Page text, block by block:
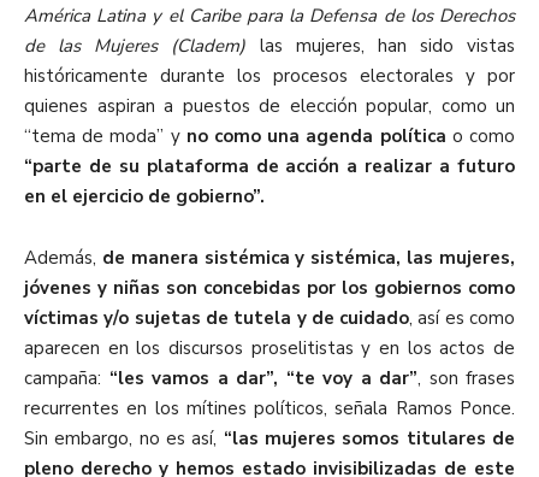
América Latina y el Caribe para la Defensa de los Derechos
de las Mujeres (Cladem) las mujeres, han sido vistas
históricamente durante los procesos electorales y por
quienes aspiran a puestos de elección popular, como un
“tema de moda” y no como una agenda política o como
“parte de su plataforma de acción a realizar a futuro
en el ejercicio de gobierno”.
Además, de manera sistémica y sistémica, las mujeres,
jóvenes y niñas son concebidas por los gobiernos como
víctimas y/o sujetas de tutela y de cuidado, así es como
aparecen en los discursos proselitistas y en los actos de
campaña: “les vamos a dar”, “te voy a dar”, son frases
recurrentes en los mítines políticos, señala Ramos Ponce.
Sin embargo, no es así, “las mujeres somos titulares de
pleno derecho y hemos estado invisibilizadas de este